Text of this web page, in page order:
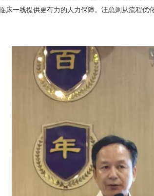
床一线提供更有力的人力保障。汪总则从流程